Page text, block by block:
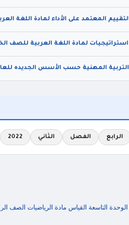
المعتمد على الأداء لمادة اللغة العربية
لمادة اللغة العربية للصف
المهنية حسب الأسس الجديده للعام 2025 -
الرابع الفصل الثاني 2022
التاسعة القياس مادة الرياضيات الصف الرابع